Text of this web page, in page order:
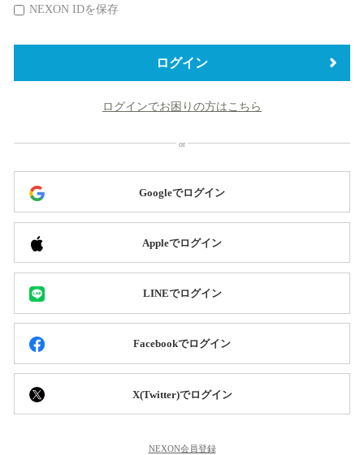
替
NEXON IDを保存
ログイン
ログインでお困りの方はこちら
Googleでログイン
Appleでログイン
LINEでログイン
Facebookでログイン
X(Twitter)でログイン
NEXON会員登録